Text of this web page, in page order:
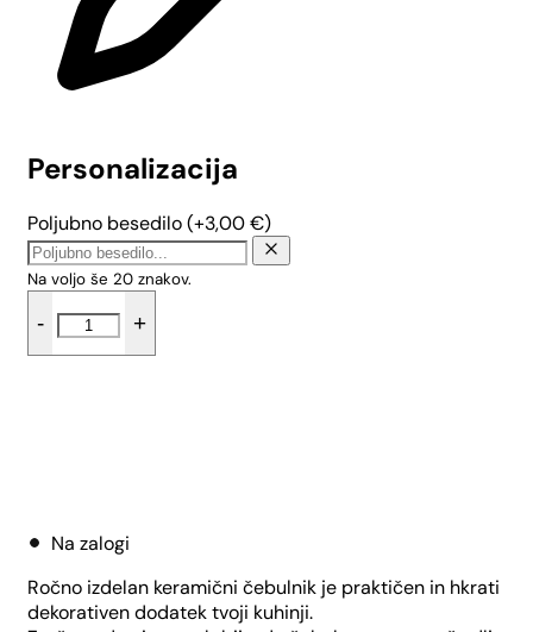
Personalizacija
Poljubno besedilo(+3,00€)
Na voljo še 20 znakov.
-
čebulo
+
Na zalogi
Ročno izdelan keramični čebulnik je praktičen in hkrati
dekorativen dodatek tvoji kuhinji.